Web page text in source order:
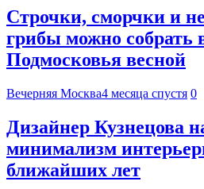
Строчки, сморчки и
грибы можно собрать
Подмосковья весной
Вечерняя Москва4 месяца спустя 0
Дизайнер Кузнецова
минимализм
ближайших лет